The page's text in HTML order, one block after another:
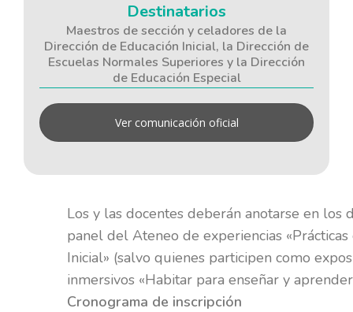
Destinatarios
Maestros de sección y celadores de la
Dirección de Educación Inicial, la Dirección de
Escuelas Normales Superiores y la Dirección
de Educación Especial
Ver comunicación oficial
Los y las docentes deberán anotarse en los
panel del Ateneo de experiencias
Inicial» (salvo quienes participen como
inmersivos «Habitar para enseñar y
Cronograma de inscripción